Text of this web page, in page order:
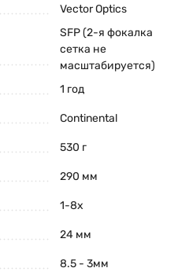
Vector Optics
SFP (2-я фокалка
сетка не
масштабируется)
1 год
Continental
530 г
290 мм
1-8x
24 мм
8.5 - 3мм